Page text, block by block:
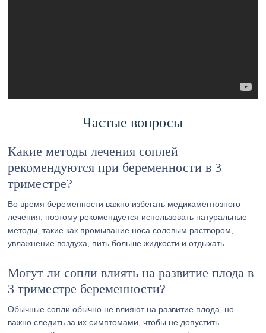
Частые вопросы
Какие методы лечения соплей
рекомендуются при беременности в 3
триместре?
Во время беременности важно избегать медикаментозного
лечения, поэтому рекомендуется использовать натуральные
методы, такие как промывание носа солевым раствором,
увлажнение воздуха, пить больше жидкости и отдыхать.
Могут ли сопли влиять на развитие плода в
3 триместре беременности?
Обычные сопли обычно не влияют на развитие плода, но
важно следить за их симптомами, чтобы не допустить